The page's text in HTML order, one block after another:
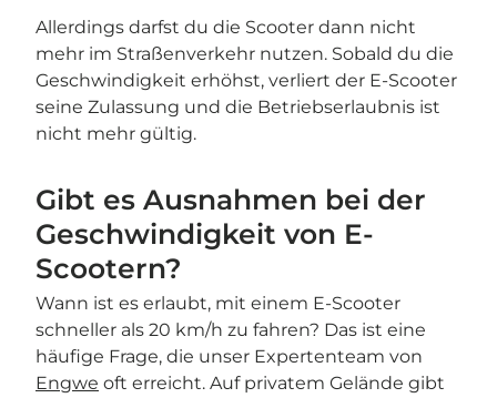
Allerdings darfst du die Scooter dann nicht
mehr im Straßenverkehr nutzen. Sobald du die
Geschwindigkeit erhöhst, verliert der E-Scooter
seine Zulassung und die Betriebserlaubnis ist
nicht mehr gültig.
Gibt es Ausnahmen bei der
Geschwindigkeit von E-
Scootern?
Wann ist es erlaubt, mit einem E-Scooter
schneller als 20 km/h zu fahren? Das ist eine
häufige Frage, die unser Expertenteam von
Engwe oft erreicht. Auf privatem Gelände gibt